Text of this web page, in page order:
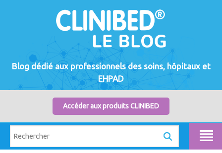
Accéder aux produits CLINIBED
Blog dédié aux professionnels des soins, hôpitaux et
EHPAD